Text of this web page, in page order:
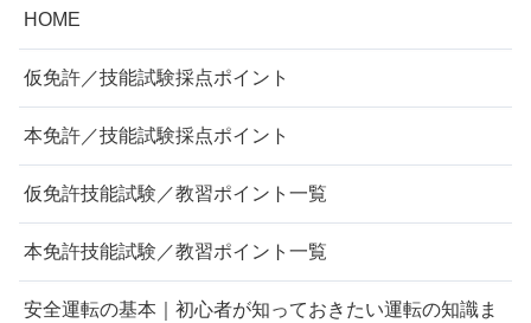
HOME
仮免許／技能試験採点ポイント
本免許／技能試験採点ポイント
仮免許技能試験／教習ポイント一覧
本免許技能試験／教習ポイント一覧
安全運転の基本｜初心者が知っておきたい運転の知識ま